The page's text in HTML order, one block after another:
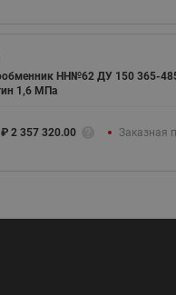
НН№62 ДУ 150 365-
1,6 МПа
₽ 2 357 320.00 Заказная